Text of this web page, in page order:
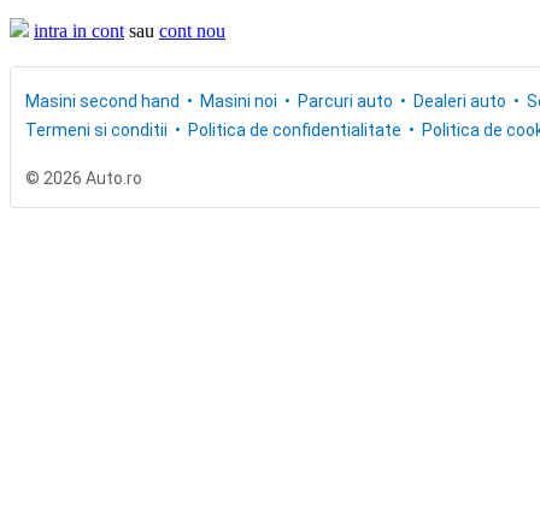
intra in cont sau cont nou
Masini second hand Masini noi Parcuri auto Dealeri auto
Termeni si conditii
Politica de confidentialitate Politica de
© 2026 Auto.ro